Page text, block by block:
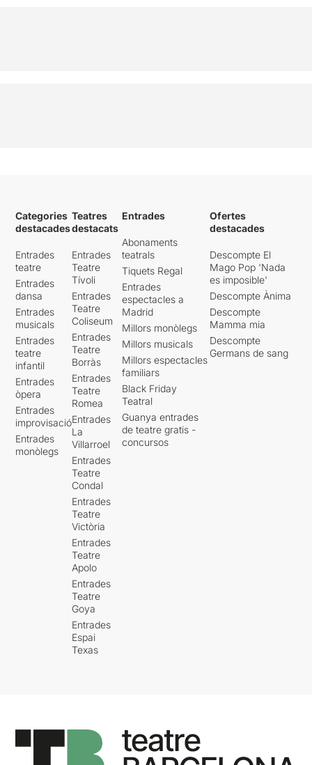
Categories
destacades
Entrades
teatre
Entrades
dansa
Entrades
musicals
Entrades
teatre
infantil
Entrades
òpera
Entrades
improvisació
Entrades
monòlegs
Teatres
destacats
Entrades
Teatre
Tívoli
Entrades
Teatre
Coliseum
Entrades
Teatre
Borràs
Entrades
Teatre
Romea
Entrades
La
Villarroel
Entrades
Teatre
Condal
Entrades
Teatre
Victòria
Entrades
Teatre
Apolo
Entrades
Teatre
Goya
Entrades
Espai
Texas
Entrades
Abonaments
teatrals
Tiquets Regal
Entrades
espectacles a
Madrid
Millors monòlegs
Millors musicals
Millors espectacles
familiars
Black Friday
Teatral
Guanya entrades
de teatre gratis -
concursos
Ofertes
destacades
Descompte El
Mago Pop 'Nada
es imposible'
Descompte Ànima
Descompte
Mamma mia
Descompte
Germans de sang